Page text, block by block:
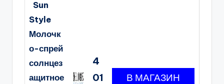
Sun
Style
Молочк
о-спрей
солнцез
ащитное
4
01